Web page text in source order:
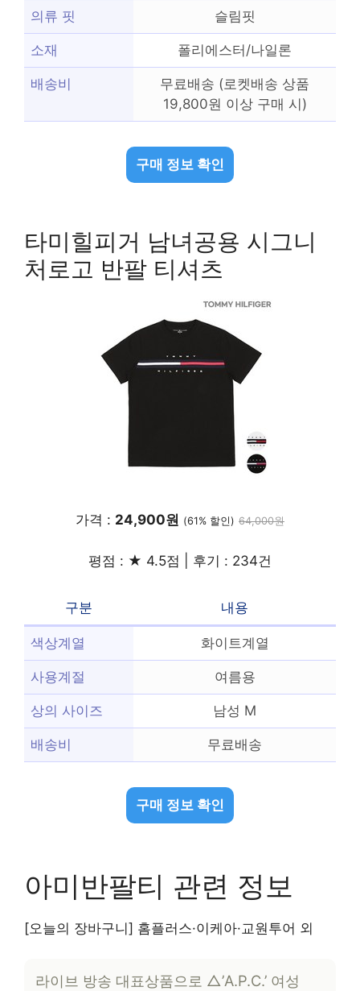
의류 핏 슬림핏
소재 폴리에스터/나일론
배송비
무료배송 (로켓배송 상품
19,800원 이상 구매 시)
구매 정보 확인
타미힐피거 남녀공용 시그니
처로고 반팔 티셔츠
가격 : 24,900원 (61% 할인) 64,000원
평점 : ★ 4.5점 | 후기 : 234건
구분 내용
색상계열 화이트계열
사용계절 여름용
상의 사이즈 남성 M
배송비 무료배송
구매 정보 확인
아미반팔티 관련 정보
[오늘의 장바구니] 홈플러스·이케아·교원투어 외
라이브 방송 대표상품으로 △’A.P.C.’ 여성